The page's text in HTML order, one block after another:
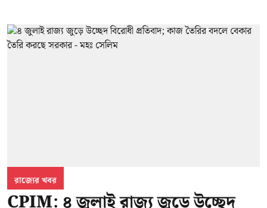
রাজ্যের খবর
CPIM: ৪ জুলাই রাজ্য জুড়ে উচ্ছেদ